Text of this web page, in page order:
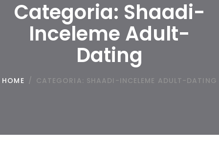
Categoria: Shaadi-
Inceleme Adult-
Dating
HOME / CATEGORIA: SHAADI-INCELEME ADULT-DATING